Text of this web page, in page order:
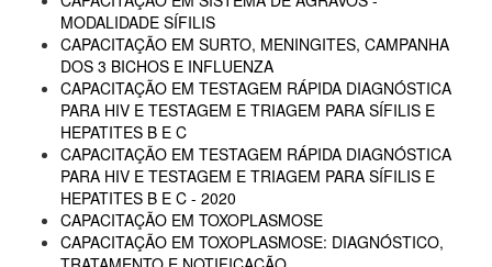
MODALIDADE SÍFILIS
CAPACITAÇÃO EM SURTO, MENINGITES, CAMPANHA
DOS 3 BICHOS E INFLUENZA
CAPACITAÇÃO EM TESTAGEM RÁPIDA DIAGNÓSTICA
PARA HIV E TESTAGEM E TRIAGEM PARA SÍFILIS E
HEPATITES B E C
CAPACITAÇÃO EM TESTAGEM RÁPIDA DIAGNÓSTICA
PARA HIV E TESTAGEM E TRIAGEM PARA SÍFILIS E
HEPATITES B E C - 2020
CAPACITAÇÃO EM TOXOPLASMOSE
CAPACITAÇÃO EM TOXOPLASMOSE: DIAGNÓSTICO,